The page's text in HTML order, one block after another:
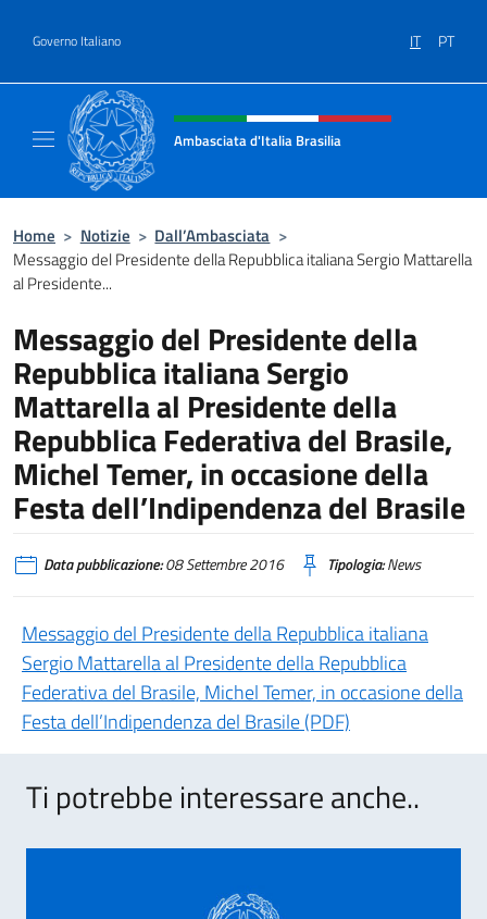
Governo Italiano IT PT
Intestazione sito, social e menù
Ambasciata d'Italia Brasilia
Home > Notizie > Dall’Ambasciata >
Messaggio del Presidente della Repubblica italiana Sergio Mattarella
al Presidente...
Messaggio del Presidente della
Repubblica italiana Sergio
Mattarella al Presidente della
Repubblica Federativa del Brasile,
Michel Temer, in occasione della
Festa dell’Indipendenza del Brasile
Data pubblicazione:08 Settembre 2016 Tipologia:News
Messaggio del Presidente della Repubblica italiana
Sergio Mattarella al Presidente della Repubblica
Federativa del Brasile, Michel Temer, in occasione della
Festa dell’Indipendenza del Brasile (PDF)
Ti potrebbe interessare anche..